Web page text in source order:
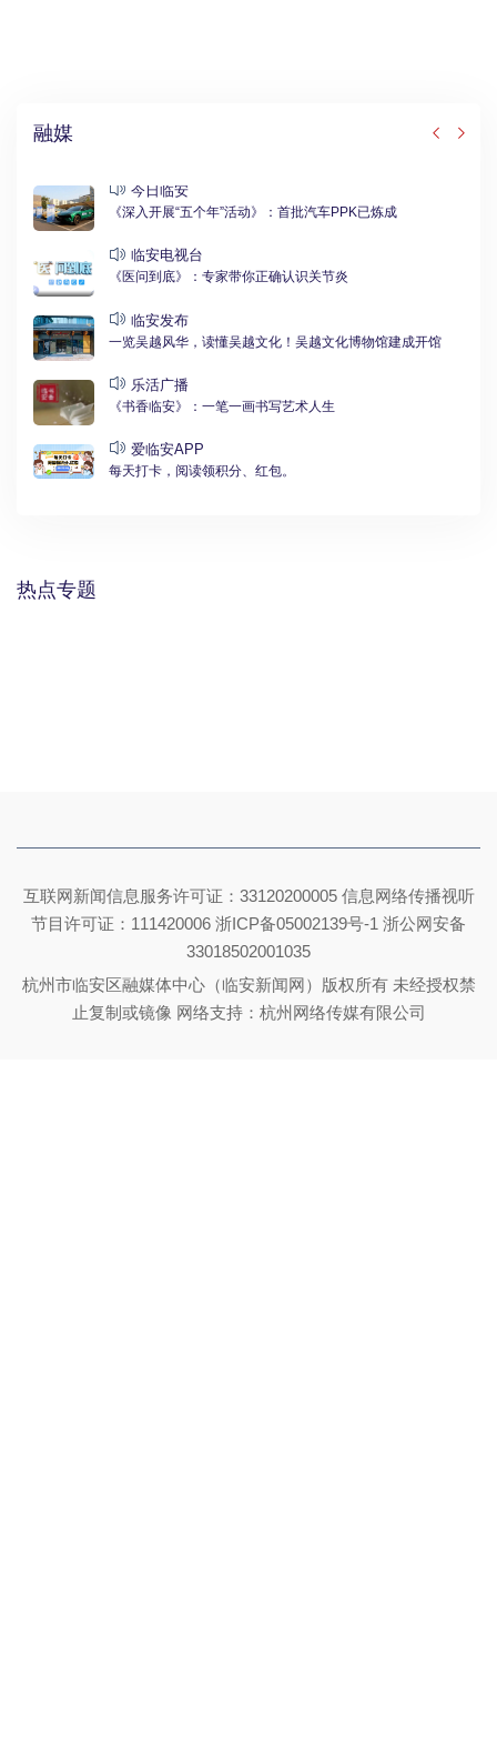
融媒
今日临安
《深入开展“五个年”活动》：首批汽车PPK已炼成
临安电视台
《医问到底》：专家带你正确认识关节炎
临安发布
一览吴越风华，读懂吴越文化！吴越文化博物馆建成开馆
乐活广播
《书香临安》：一笔一画书写艺术人生
爱临安APP
每天打卡，阅读领积分、红包。
热点专题
互联网新闻信息服务许可证：33120200005 信息网络传播视听
节目许可证：111420006 浙ICP备05002139号-1 浙公网安备
33018502001035
杭州市临安区融媒体中心（临安新闻网）版权所有 未经授权禁
止复制或镜像 网络支持：杭州网络传媒有限公司